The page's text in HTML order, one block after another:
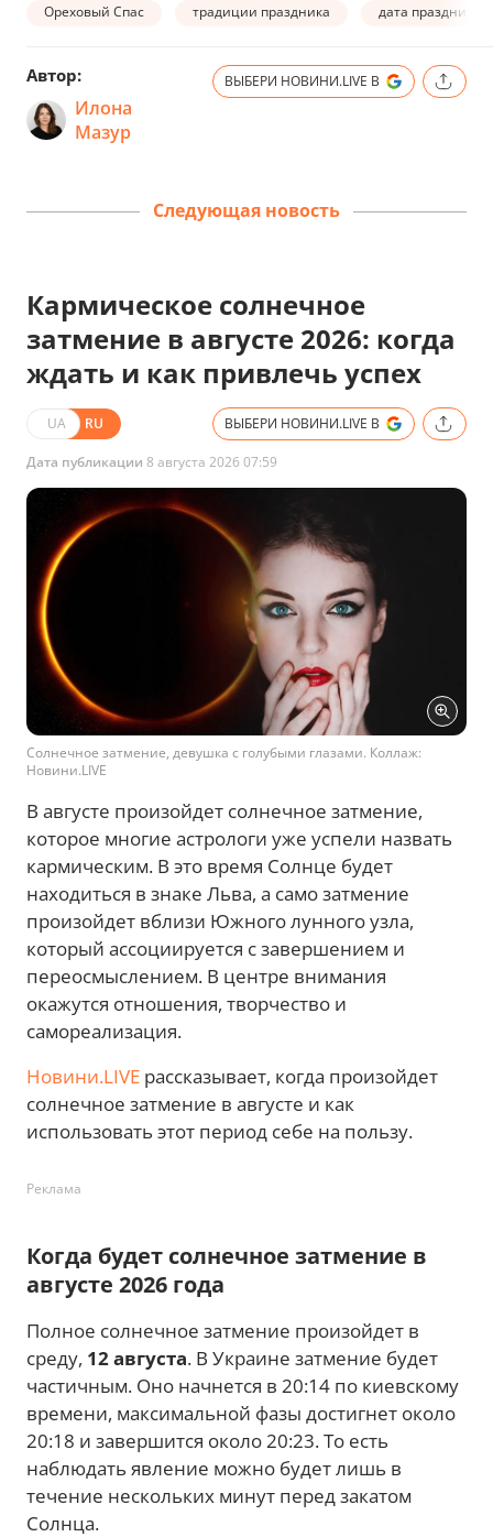
Ореховый Спас традиции праздника дата праздника
Автор:
Илона
Мазур
ВЫБЕРИ НОВИНИ.LIVE В
Следующая новость
Кармическое солнечное
затмение в августе 2026: когда
ждать и как привлечь успех
UA RU ВЫБЕРИ НОВИНИ.LIVE В
Дата публикации 8 августа 2026 07:59
Солнечное затмение, девушка с голубыми глазами. Коллаж:
Новини.LIVE
В августе произойдет солнечное затмение,
которое многие астрологи уже успели назвать
кармическим. В это время Солнце будет
находиться в знаке Льва, а само затмение
произойдет вблизи Южного лунного узла,
который ассоциируется с завершением и
переосмыслением. В центре внимания
окажутся отношения, творчество и
самореализация.
Новини.LIVE рассказывает, когда произойдет
солнечное затмение в августе и как
использовать этот период себе на пользу.
Реклама
Когда будет солнечное затмение в
августе 2026 года
Полное солнечное затмение произойдет в
среду, 12 августа. В Украине затмение будет
частичным. Оно начнется в 20:14 по киевскому
времени, максимальной фазы достигнет около
20:18 и завершится около 20:23. То есть
наблюдать явление можно будет лишь в
течение нескольких минут перед закатом
Солнца.